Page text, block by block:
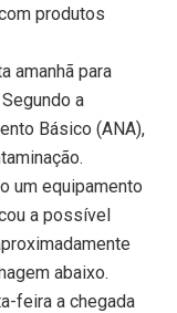
produtos
amanhã para
a
Básico (ANA),
um equipamento
a possível
abaixo.
feira a chegada